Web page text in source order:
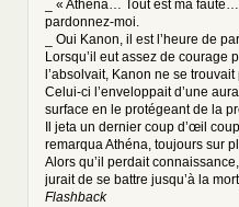
_ « Athéna… Tout est ma
pardonnez-moi.
_ Oui Kanon, il est l’heure de
Lorsqu’il eut assez de courage
l’absolvait, Kanon ne se
Celui-ci l’enveloppait d’une
surface en le protégeant de la
Il jeta un dernier coup d’œil
remarqua Athéna, toujours sur
Alors qu’il perdait
jurait de se battre jusqu’à la
Flashback